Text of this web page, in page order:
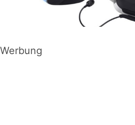
Werbung